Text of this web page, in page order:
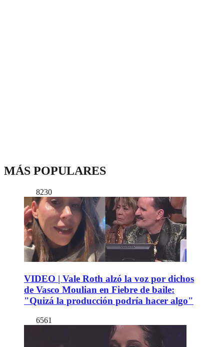
MÁS POPULARES
8230
VIDEO | Vale Roth alzó la voz por dichos
de Vasco Moulian en Fiebre de baile:
"Quizá la producción podría hacer algo"
6561